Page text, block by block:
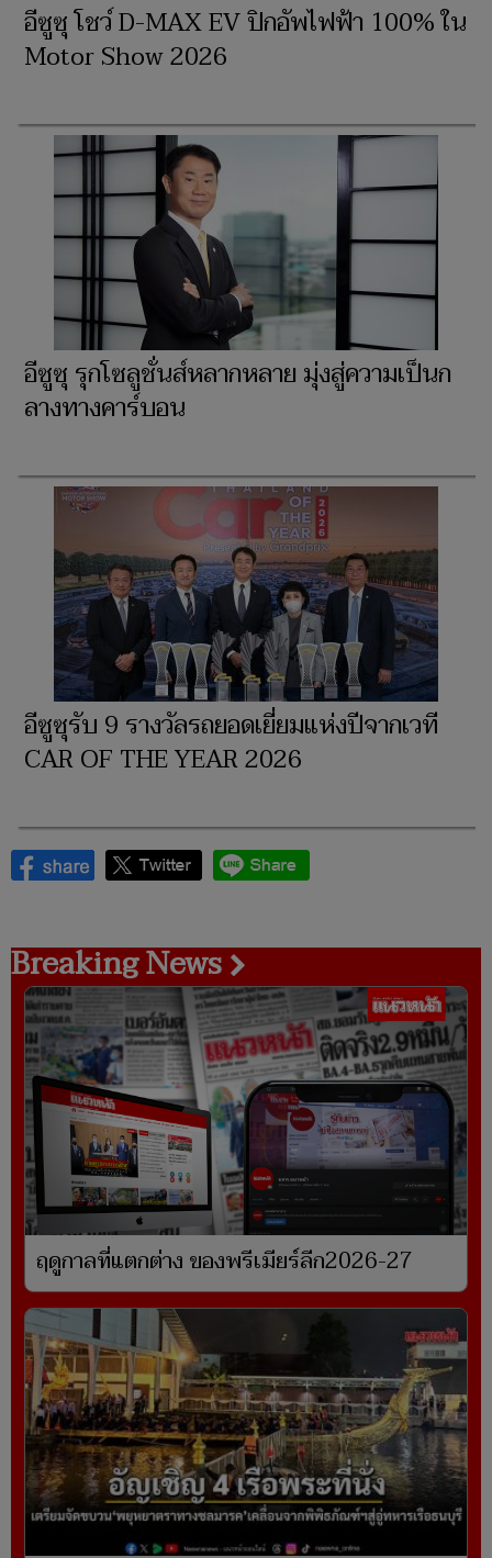
อีซูซุ โชว์ D-MAX EV ปิกอัพไฟฟ้า 100% ใน
Motor Show 2026
อีซูซุ รุกโซลูชั่นส์หลากหลาย มุ่งสู่ความเป็นก
ลางทางคาร์บอน
อีซูซุรับ 9 รางวัลรถยอดเยี่ยมแห่งปีจากเวที
CAR OF THE YEAR 2026
Breaking News
ฤดูกาลที่แตกต่าง ของพรีเมียร์ลีก2026-27